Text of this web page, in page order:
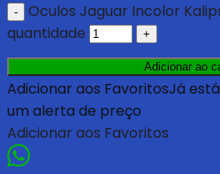
Oculos Jaguar Incolor
quantidade
Adicionar ao
Adicionar aos FavoritosJá
um alerta de preço
Adicionar aos Favoritos